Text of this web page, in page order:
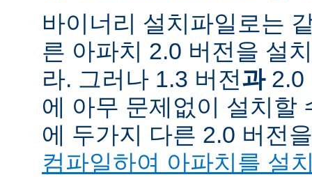
바이너리 설치파일로는
른 아파치 2.0 버전을 설
라. 그러나 1.3 버전과2.0
에 아무 문제없이 설치할
에 두가지 다른 2.0 버전
컴파일하여 아파치를 설